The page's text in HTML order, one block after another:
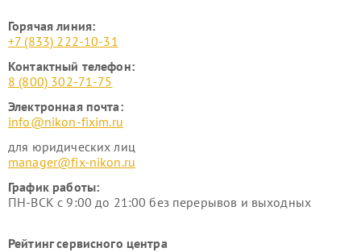
Горячая линия:
+7 (833) 222-10-31
Контактный телефон:
8 (800) 302-71-75
Электронная почта:
info@nikon-fixim.ru
для юридических лиц
manager@fix-nikon.ru
График работы:
ПН-ВСК с 9:00 до 21:00 без перерывов и выходных
Рейтинг сервисного центра